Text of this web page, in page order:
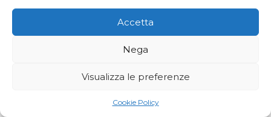
Accetta
Nega
Visualizza le preferenze
Cookie Policy
un buon terreno Di Giancarlo Fornasier
Pubblichiamo un contributo apparso su
Ticino7, allegato settimanale de laRegione
di scommesse, ammucchiò la terra in
mezzo al paese. Nel mucchio sotterrò una…